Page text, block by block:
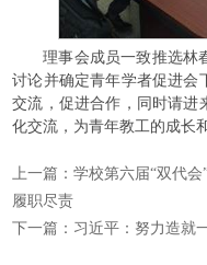
理事会成员一致推选林
讨论并确定青年学者促进会
交流，促进合作，同时请进
化交流，为青年教工的成长
上一篇：学校第六届“双代会
履职尽责
下一篇： 习近平：努力造就